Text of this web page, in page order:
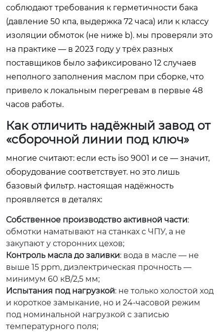
соблюдают требования к герметичности бака
(давление 50 кпа, выдержка 72 часа) или к классу
изоляции обмоток (не ниже b). мы проверяли это
на практике — в 2023 году у трёх разных
поставщиков было зафиксировано 12 случаев
неполного заполнения маслом при сборке, что
привело к локальным перегревам в первые 48
часов работы.
Как отличить надёжный завод от
«сборочной линии под ключ»
многие считают: если есть iso 9001 и ce — значит,
оборудование соответствует. но это лишь
базовый фильтр. настоящая надёжность
проявляется в деталях:
Собственное производство активной части:
обмотки наматывают на станках с ЧПУ, а не
закупают у сторонних цехов;
Контроль масла до заливки: вода в масле — не
выше 15 ppm, диэлектрическая прочность —
минимум 60 кВ/2,5 мм;
Испытания под нагрузкой: не только холостой ход
и короткое замыкание, но и 24-часовой режим
под номинальной нагрузкой с записью
температурного поля;